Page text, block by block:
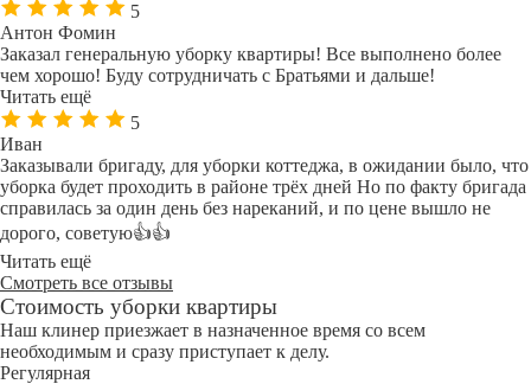
5
Антон Фомин
Заказал генеральную уборку квартиры! Все выполнено более
чем хорошо! Буду сотрудничать с Братьями и дальше!
Читать ещё
5
Иван
Заказывали бригаду, для уборки коттеджа, в ожидании было, что
уборка будет проходить в районе трёх дней Но по факту бригада
справилась за один день без нареканий, и по цене вышло не
дорого, советую👍👍
Читать ещё
Смотреть все отзывы
Стоимость уборки квартиры
Наш клинер приезжает в назначенное время со всем
необходимым и сразу приступает к делу.
Регулярная